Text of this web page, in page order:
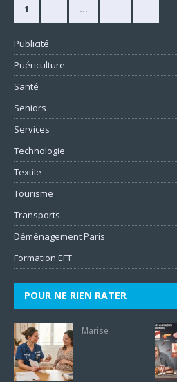
1 …
Publicité
Puériculture
Santé
Seniors
Services
Technologie
Textile
Tourisme
Transports
Déménagement Paris
Formation EFT
POUR NE RIEN RATER
Marise